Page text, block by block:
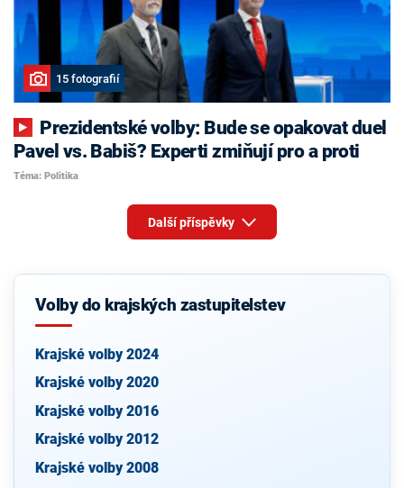
15 fotografií
Pavel vs. Babiš? Experti zmiňují pro a proti
Téma: Politika
Další příspěvky
Volby do krajských zastupitelstev
Krajské volby 2024
Krajské volby 2020
Krajské volby 2016
Krajské volby 2012
Krajské volby 2008